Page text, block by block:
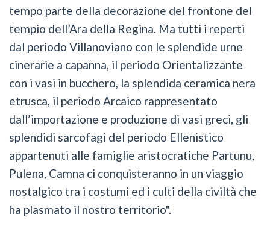
tempo parte della decorazione del frontone del
tempio dell’Ara della Regina. Ma tutti i reperti
dal periodo Villanoviano con le splendide urne
cinerarie a capanna, il periodo Orientalizzante
con i vasi in bucchero, la splendida ceramica nera
etrusca, il periodo Arcaico rappresentato
dall’importazione e produzione di vasi greci, gli
splendidi sarcofagi del periodo Ellenistico
appartenuti alle famiglie aristocratiche Partunu,
Pulena, Camna ci conquisteranno in un viaggio
nostalgico tra i costumi ed i culti della civiltà che
ha plasmato il nostro territorio".